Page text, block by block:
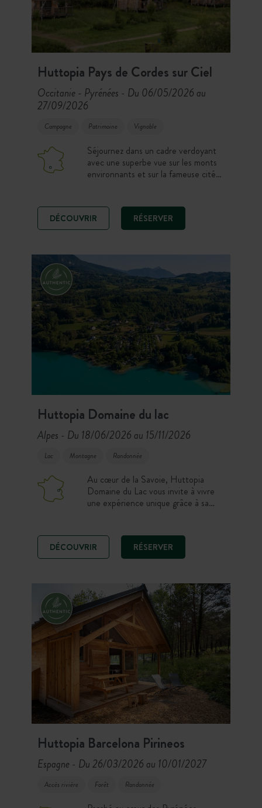
Huttopia Pays de Cordes sur Ciel
Occitanie - Pyrénées - Du 06/05/2026 au
27/09/2026
Campagne Patrimoine Vignoble
Séjournez dans un cadre verdoyant
avec une superbe vue sur les monts
environnants et sur la fameuse cité
territoires du Cordais et du Causse,
le camping est situé à quelques
kilomètres d’Albi. Une destination où
DÉCOUVRIR RÉSERVER
Huttopia Domaine du lac
Alpes - Du 18/06/2026 au 15/11/2026
Lac Montagne Randonnée
Au cœur de la Savoie, Huttopia
Domaine du Lac vous invite à vivre
une expérience unique grâce à sa
l’hôtel de la Maison Ronde dévoile
ses chambres élégantes et lodges en
bois. De l’autre, l’espace camping
aménagées pour une immersion
totale face au lac.
DÉCOUVRIR RÉSERVER
Huttopia Barcelona Pirineos
Espagne - Du 26/03/2026 au 10/01/2027
Accès rivière Forêt Randonnée